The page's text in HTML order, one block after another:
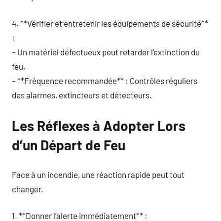
4. **Vérifier et entretenir les équipements de sécurité**
:
– Un matériel défectueux peut retarder l’extinction du
feu.
– **Fréquence recommandée** : Contrôles réguliers
des alarmes, extincteurs et détecteurs.
Les Réflexes à Adopter Lors
d’un Départ de Feu
Face à un incendie, une réaction rapide peut tout
changer.
1. **Donner l’alerte immédiatement** :